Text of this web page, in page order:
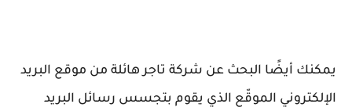
يمكنك أيضًا البحث عن شركة تاجر هائلة من موقع البريد
الإلكتروني الموقّع الذي يقوم بتجسس رسائل البريد